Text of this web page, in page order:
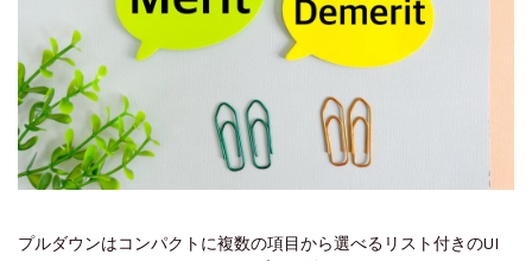
プルダウンはコンパクトに複数の項目から選べるリスト付きのUI